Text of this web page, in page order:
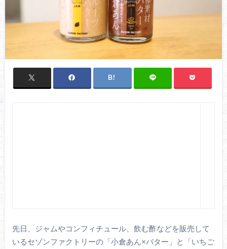
先日、ジャムやコンフィチュール、飲む酢などを販売して
いるセゾンファクトリーの「小倉あん×バター」と「いちご